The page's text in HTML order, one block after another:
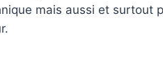
mais aussi et surtout